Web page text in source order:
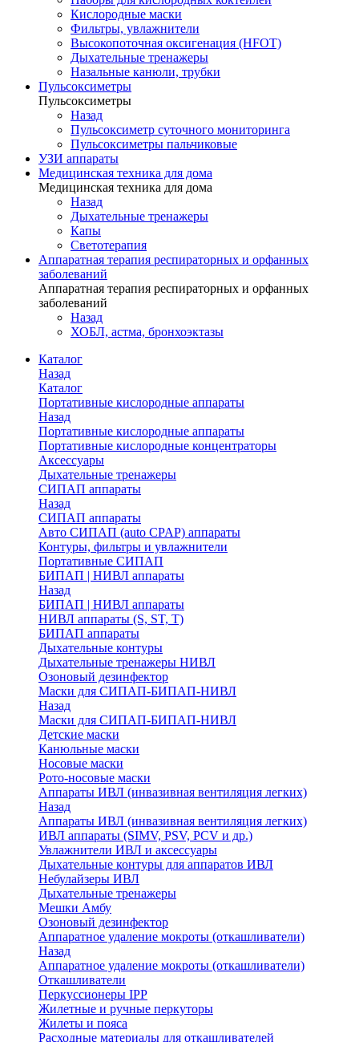
Кислородные маски
Фильтры, увлажнители
Высокопоточная оксигенация (HFOT)
Дыхательные тренажеры
Назальные канюли, трубки
Пульсоксиметры
Пульсоксиметры
Назад
Пульсоксиметр суточного мониторинга
Пульсоксиметры пальчиковые
УЗИ аппараты
Медицинская техника для дома
Медицинская техника для дома
Назад
Дыхательные тренажеры
Капы
Светотерапия
Аппаратная терапия респираторных и орфанных
заболеваний
Аппаратная терапия респираторных и орфанных
заболеваний
Назад
ХОБЛ, астма, бронхоэктазы
Каталог
Назад
Каталог
Портативные кислородные аппараты
Назад
Портативные кислородные аппараты
Портативные кислородные концентраторы
Аксессуары
Дыхательные тренажеры
СИПАП аппараты
Назад
СИПАП аппараты
Aвто СИПАП (auto CPAP) аппараты
Контуры, фильтры и увлажнители
Портативные СИПАП
БИПАП | НИВЛ аппараты
Назад
БИПАП | НИВЛ аппараты
НИВЛ аппараты (S, ST, T)
БИПАП аппараты
Дыхательные контуры
Дыхательные тренажеры НИВЛ
Озоновый дезинфектор
Маски для СИПАП-БИПАП-НИВЛ
Назад
Маски для СИПАП-БИПАП-НИВЛ
Детские маски
Канюльные маски
Носовые маски
Рото-носовые маски
Аппараты ИВЛ (инвазивная вентиляция легких)
Назад
Аппараты ИВЛ (инвазивная вентиляция легких)
ИВЛ аппараты (SIMV, PSV, PCV и др.)
Увлажнители ИВЛ и аксессуары
Дыхательные контуры для аппаратов ИВЛ
Небулайзеры ИВЛ
Дыхательные тренажеры
Мешки Амбу
Озоновый дезинфектор
Аппаратное удаление мокроты (откашливатели)
Назад
Аппаратное удаление мокроты (откашливатели)
Откашливатели
Перкуссионеры IPP
Жилетные и ручные перкуторы
Жилеты и пояса
Расходные материалы для откашливателей